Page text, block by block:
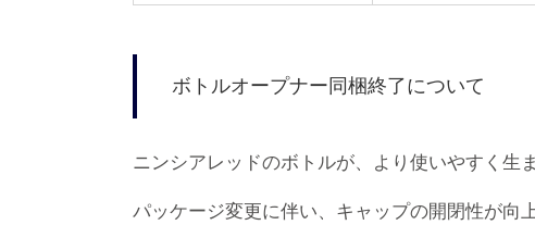
ボトルオープナー同梱終了について
ニンシアレッドのボトルが、より使いやすく生
パッケージ変更に伴い、キャップの開閉性が向